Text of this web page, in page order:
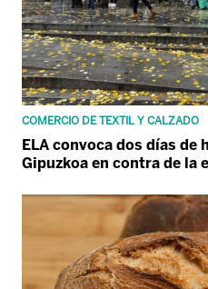
COMERCIO DE TEXTIL Y CALZADO
ELA convoca dos días de
Gipuzkoa en contra de la